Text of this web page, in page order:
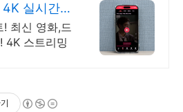
4K 실시간
최신 영화,드
4K 스트리밍